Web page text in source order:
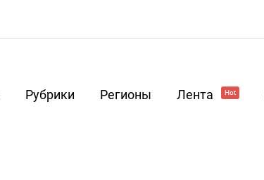
Рубрики Регионы Лента Hot